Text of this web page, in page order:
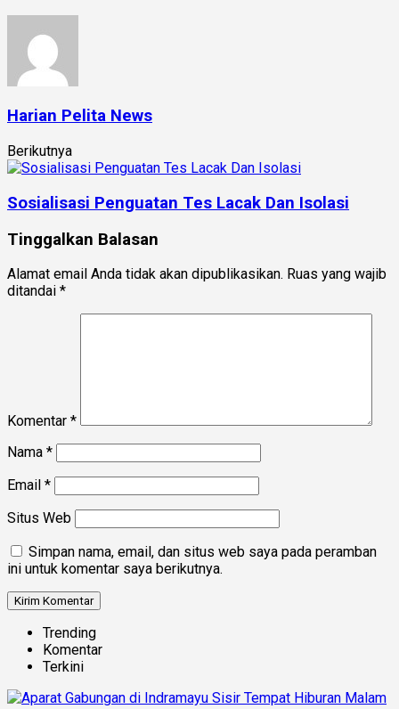
Harian Pelita News
Berikutnya
Sosialisasi Penguatan Tes Lacak Dan Isolasi
Tinggalkan Balasan
Alamat email Anda tidak akan dipublikasikan. Ruas yang wajib
ditandai *
Komentar *
Nama *
Email *
Situs Web
Simpan nama, email, dan situs web saya pada peramban
ini untuk komentar saya berikutnya.
Trending
Komentar
Terkini